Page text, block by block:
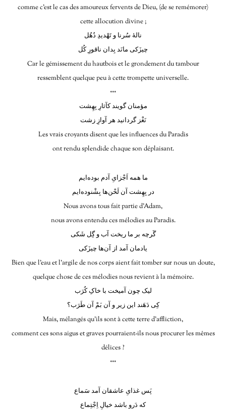
comme c’est le cas des amoureux fervents de Dieu, (de se remémorer)
cette allocution divine ;
نالهٔ سُرنا و تَهْدیدِ دُهُل
چیزَکی مانَد بِدان ناقورِ کُل
Car le gémissement du hautbois et le grondement du tambour
ressemblent quelque peu à cette trompette universelle.
***
مؤمنان گویند کآثارِ بِهِشت
نَغْز گردانید هر آوازِ زشت
Les vrais croyants disent que les influences du Paradis
ont rendu splendide chaque son déplaisant.
ما همه اَجْزایِ آدم بوده‌ایم
در بِهِشت آن لَحْن‌ها بِشْنوده‌ایم
Nous avons tous fait partie d’Adam,
nous avons entendu ces mélodies au Paradis.
گَرچه بر ما ریخت آب و گِل شَکی
یادمان آمد از آن‌ها چیزَکی
Bien que l’eau et l’argile de nos corps aient fait tomber sur nous un doute,
quelque chose de ces mélodies nous revient à la mémoire.
لیک چون آمیخت با خاکِ کُرَب
کِی دَهَند این زیر و آن بَمْ آن طَرَب؟
Mais, mélangés qu’ils sont à cette terre d’affliction,
comment ces sons aigus et graves pourraient-ils nous procurer les mêmes
délices ?
***
پَس غذایِ عاشقان آمد سَماع
که دَرو باشد خیالِ اِجْتِماع